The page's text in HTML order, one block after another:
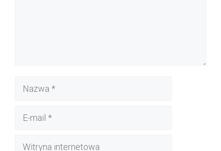
Nazwa
Witryna